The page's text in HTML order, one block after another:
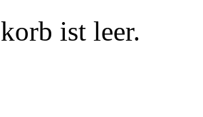
ist leer.